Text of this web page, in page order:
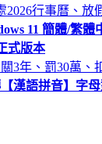
2026行事曆、放
11 簡體/繁體
式版本
3年、罰30萬、
【漢語拼音】字